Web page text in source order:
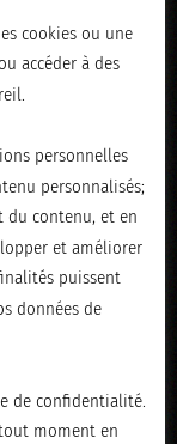
cookies ou une
accéder à des
personnelles
personnalisés;
du contenu, et en
et améliorer
puissent
données de
de confidentialité.
moment en